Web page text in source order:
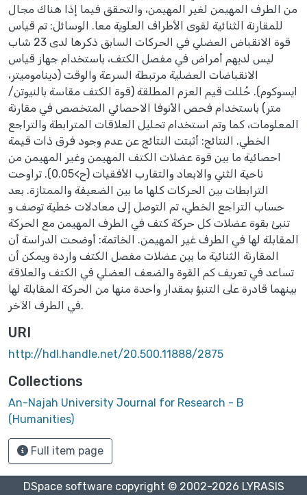
من الطرف المهيمن لغير المهيمن، والتحقق فيما إذا هناك مجال
للمقارنة الثنائية لقوى الأطراف العلوية معا. الوسائل: تم قياس
قوة الانقباض العضلي في الحركات السابق ذكرها لدى 23 شاب
ليس لديهم أمراض في مفصل الكتف، باستخدام جهاز قياس
الانقباضات العضلية مرتبطة السرعة والوقت (ديناموميتر،
ايسوكوم). حُللت قيم العزم المطلقة (قوة الكتف مقاسة بالنيوتن/
متر) باستخدام فحص الأنوفا الاحصائي المتخصص في مقارنة
المعلومات، كما وتم استخدام تحليل العلاقات المترابطة والتراجع
الخطي. النتائج: أثبتت النتائج عن عدم وجود فرق ذات قيمة
احصائية ما بين قوة عضلات الكتف المهيمن وغير المهيمن من
ناحية الثني والابعاد والتقارب الأفقيات (ح>0.05). تراوحت
الترابطات بين الحركات كلها ما بين الضعيفة والممتازة. بعد
حساب التراجع الخطي، تم التوصل إلى معادلات خطية توصف و
تنبئ بقوة عضلات كل حركة كتف في الطرف المهيمن مع الحركة
المقابلة لها في الطرف غير المهيمن. الخاتمة: أوضحت الدراسة أن
المقارنة الثنائية ما بين عضلات مفصل الكتف واردة ويمكن أن
تساعد في تعريف كم القوة والضعف العضلي في الكتف والعلاقة
بينهما قادرة على التنبؤ بمقدار واحدة منها من الحركة المقابلة لها
في الطرف الآخر.
URI
http://hdl.handle.net/20.500.11888/2875
Collections
An-Najah University Journal for Research - B
(Humanities)
Full item page
DSpace softwarecopyright © 2002-2026 LYRASIS